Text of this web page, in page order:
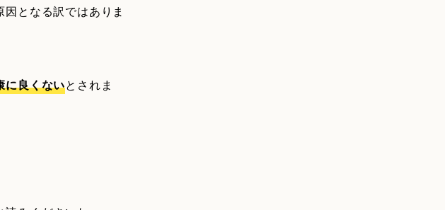
となる訳ではありま
に良くないとされま